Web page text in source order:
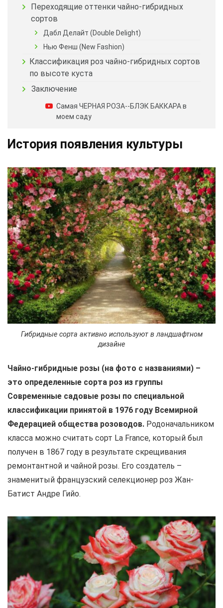
Переходящие оттенки чайно-гибридных
сортов
Дабл Делайт (Double Delight)
Нью Фенш (New Fashion)
Классификация роз чайно-гибридных сортов
по высоте куста
Заключение
Самая ЧЕРНАЯ РОЗА--БЛЭК БАККАРА в
моем саду
История появления культуры
Гибридные сорта активно используют в ландшафтном
дизайне
Чайно-гибридные розы (на фото с названиями) –
это определенные сорта роз из группы
Современные садовые розы по специальной
классификации принятой в 1976 году Всемирной
Федерацией общества розоводов. Родоначальником
класса можно считать сорт La France, который был
получен в 1867 году в результате скрещивания
ремонтантной и чайной розы. Его создатель –
знаменитый французский селекционер роз Жан-
Батист Андре Гийо.